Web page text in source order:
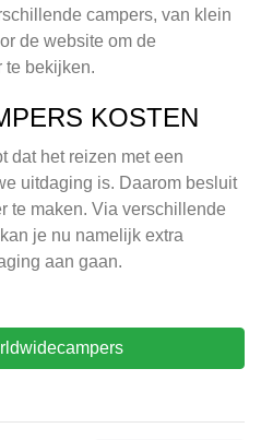
campers, van klein
de website om de
te bekijken.
KOSTEN
dat het reizen met een
uitdaging is. Daarom besluit
te maken. Via verschillende
je nu namelijk extra
aan gaan.